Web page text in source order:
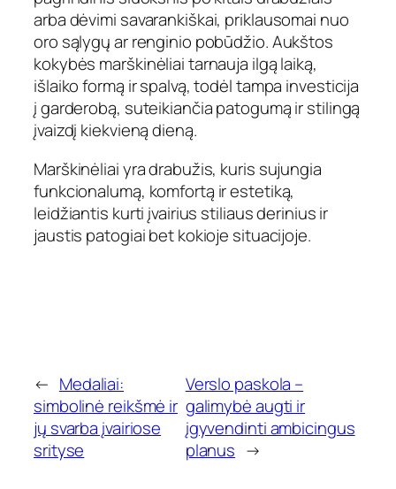
arba dėvimi savarankiškai, priklausomai nuo
oro sąlygų ar renginio pobūdžio. Aukštos
kokybės marškinėliai tarnauja ilgą laiką,
išlaiko formą ir spalvą, todėl tampa investicija
į garderobą, suteikiančia patogumą ir stilingą
įvaizdį kiekvieną dieną.
Marškinėliai yra drabužis, kuris sujungia
funkcionalumą, komfortą ir estetiką,
leidžiantis kurti įvairius stiliaus derinius ir
jaustis patogiai bet kokioje situacijoje.
← Medaliai:
simbolinė reikšmė ir
jų svarba įvairiose
srityse
Verslo paskola –
galimybė augti ir
įgyvendinti ambicingus
planus →